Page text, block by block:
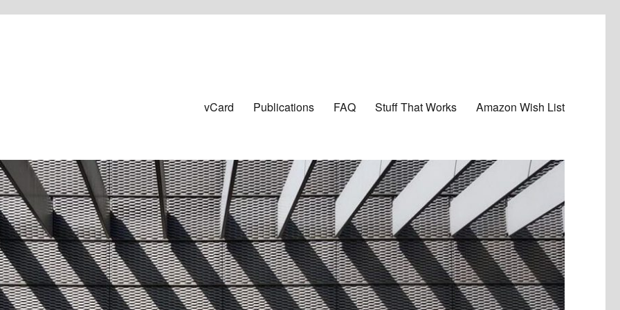
vCard Publications FAQ Stuff That Works Amazon Wish List